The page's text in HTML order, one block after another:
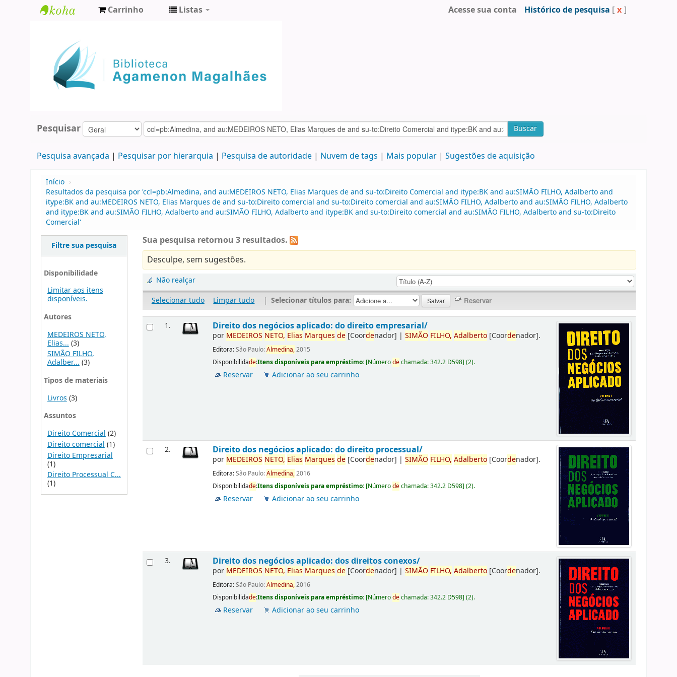
Agamenon
Magalhães
Carrinho Listas Acesse sua conta Histórico de pesquisa [ x ]
Pesquisar Buscar
Pesquisa avançada Pesquisar por hierarquia Pesquisa de autoridade Nuvem de tags Mais popular Sugestões de aquisição
Início ›
Resultados da pesquisa por 'ccl=pb:Almedina, and au:MEDEIROS NETO, Elias Marques de and su-to:Direito Comercial and itype:BK and au:SIMÃO FILHO, Adalberto and
itype:BK and au:MEDEIROS NETO, Elias Marques de and su-to:Direito comercial and su-to:Direito comercial and au:SIMÃO FILHO, Adalberto and au:SIMÃO FILHO, Adalberto
and itype:BK and au:SIMÃO FILHO, Adalberto and au:SIMÃO FILHO, Adalberto and itype:BK and su-to:Direito comercial and au:SIMÃO FILHO, Adalberto and su-to:Direito
Comercial'
Filtre sua pesquisa
Disponibilidade
Limitar aos itens
disponíveis.
Autores
MEDEIROS NETO,
Elias... (3)
SIMÃO FILHO,
Adalber...(3)
Tipos de materiais
Livros (3)
Assuntos
Direito Comercial (2)
Direito comercial (1)
Direito Empresarial
(1)
Direito Processual C...
(1)
Sua pesquisa retornou 3 resultados.
Desculpe, sem sugestões.
Não realçar
Selecionar tudo
Limpar tudo | Selecionar títulos para:
1. Direito dos negócios aplicado: do direito empresarial/
por MEDEIROS NETO, Elias Marques de [Coordenador] |SIMÃO FILHO, Adalberto [Coordenador].
Editora:São Paulo:Almedina,2015
Disponibilidade:Itens disponíveis para empréstimo: [Númerodechamada:342.2 D598](2).
Reservar Adicionar ao seu carrinho
2. Direito dos negócios aplicado: do direito processual/
por MEDEIROS NETO, Elias Marques de [Coordenador] |SIMÃO FILHO, Adalberto [Coordenador].
Editora:São Paulo:Almedina,2016
Disponibilidade:Itens disponíveis para empréstimo: [Númerodechamada:342.2 D598](2).
Reservar Adicionar ao seu carrinho
3. Direito dos negócios aplicado: dos direitos conexos/
por MEDEIROS NETO, Elias Marques de [Coordenador] |SIMÃO FILHO, Adalberto [Coordenador].
Editora:São Paulo:Almedina,2016
Disponibilidade:Itens disponíveis para empréstimo: [Númerodechamada:342.2 D598](2).
Reservar Adicionar ao seu carrinho